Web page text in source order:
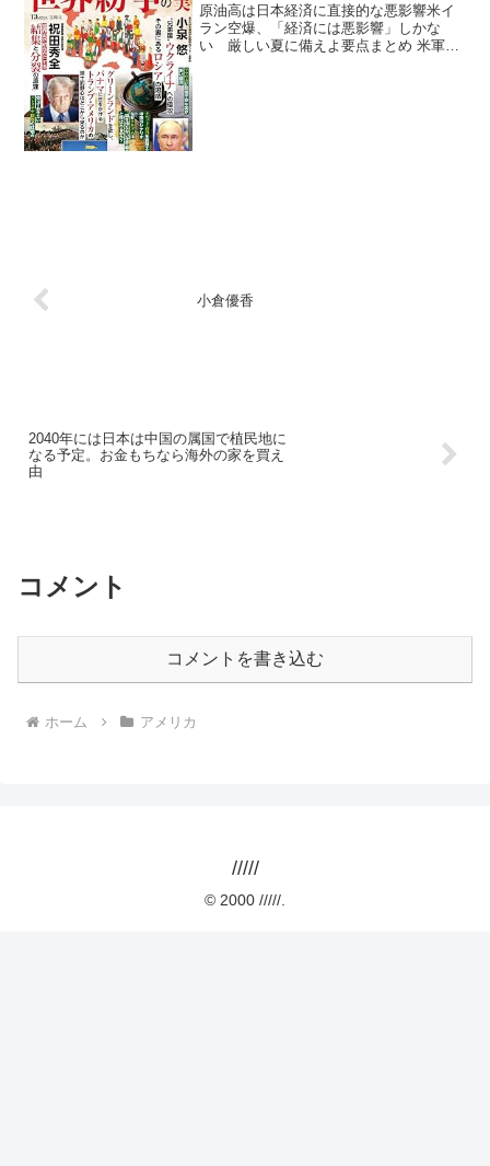
原油高は日本経済に直接的な悪影響米イ
ラン空爆、「経済には悪影響」しかな
い 厳しい夏に備えよ要点まとめ 米軍に
小倉優香
2040年には日本は中国の属国で植民地に
なる予定。お金もちなら海外の家を買え
由
コメント
コメントを書き込む
ホーム アメリカ
/////
© 2000 /////.